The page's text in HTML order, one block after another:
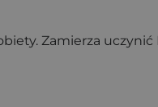
Zamierza